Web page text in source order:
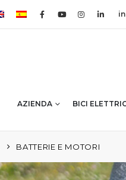
AZIENDA BICI
BATTERIE E MOTORI